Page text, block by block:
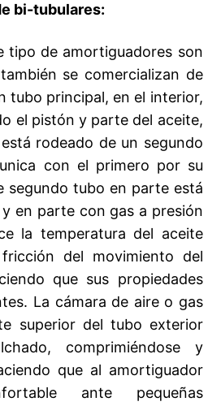
bi-tubulares:
tipo de amortiguadores son
se comercializan de
tubo principal, en el interior,
el pistón y parte del aceite,
rodeado de un segundo
con el primero por su
segundo tubo en parte está
en parte con gas a presión
la temperatura del aceite
del movimiento del
que sus propiedades
La cámara de aire o gas
superior del tubo exterior
comprimiéndose y
que al amortiguador
ante pequeñas